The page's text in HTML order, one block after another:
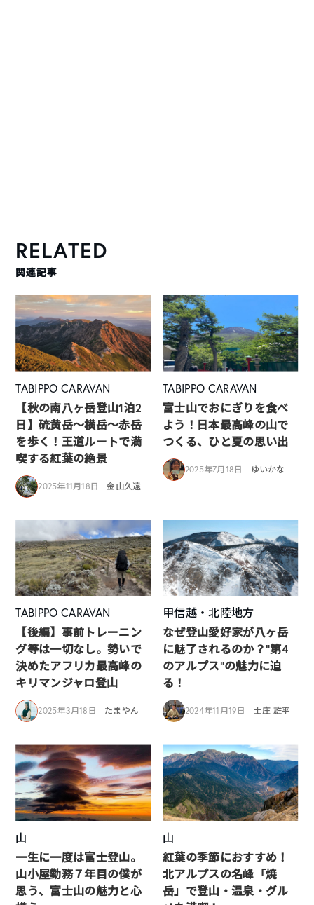
RELATED
関連記事
TABIPPO CARAVAN
【秋の南八ヶ岳登山1泊2
日】硫黄岳～横岳～赤岳
を歩く！王道ルートで満
喫する紅葉の絶景
2025年11月18日 金山久遠
TABIPPO CARAVAN
富士山でおにぎりを食べ
よう！日本最高峰の山で
つくる、ひと夏の思い出
2025年7月18日 ゆいかな
TABIPPO CARAVAN
【後編】事前トレーニン
グ等は一切なし。勢いで
決めたアフリカ最高峰の
キリマンジャロ登山
2025年3月18日 たまやん
甲信越・北陸地方
なぜ登山愛好家が八ヶ岳
に魅了されるのか？”第4
のアルプス”の魅力に迫
る！
2024年11月19日 土庄 雄平
山
一生に一度は富士登山。
山小屋勤務７年目の僕が
思う、富士山の魅力と心
山
紅葉の季節におすすめ！
北アルプスの名峰「焼
岳」で登山・温泉・グル